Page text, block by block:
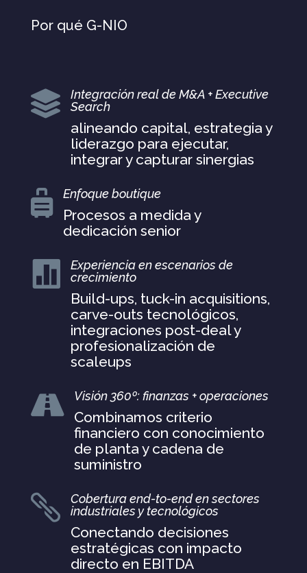
Por qué G-NIO

Integración real de M&A + Executive
Search
alineando capital, estrategia y
liderazgo para ejecutar,
integrar y capturar sinergias
 Enfoque boutique
Procesos a medida y
dedicación senior

Experiencia en escenarios de
crecimiento
Build-ups, tuck-in acquisitions,
carve-outs tecnológicos,
integraciones post-deal y
profesionalización de
scaleups
 Visión 360º: finanzas + operaciones
Combinamos criterio
financiero con conocimiento
de planta y cadena de
suministro

Cobertura end-to-end en sectores
industriales y tecnológicos
Conectando decisiones
estratégicas con impacto
directo en EBITDA